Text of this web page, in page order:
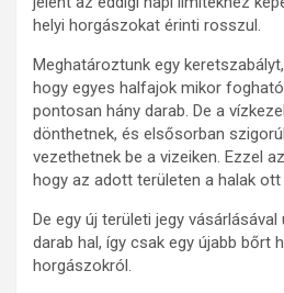
helyi horgászokat érinti rosszul.
Meghatároztunk egy
hogy egyes halfajok mikor
pontosan hány darab. De a
dönthetnek, és elsősorban
vezethetnek be a vizeiken. Ezzel
hogy az adott területen a halak ott
De egy új területi jegy
darab hal, így csak egy újabb bőrt
horgászokról.